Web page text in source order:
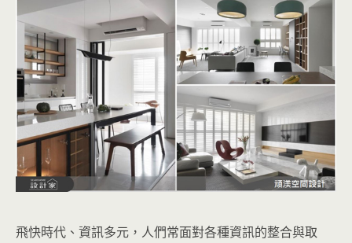
飛快時代、資訊多元 ，人們常面對各種資訊的整合與取